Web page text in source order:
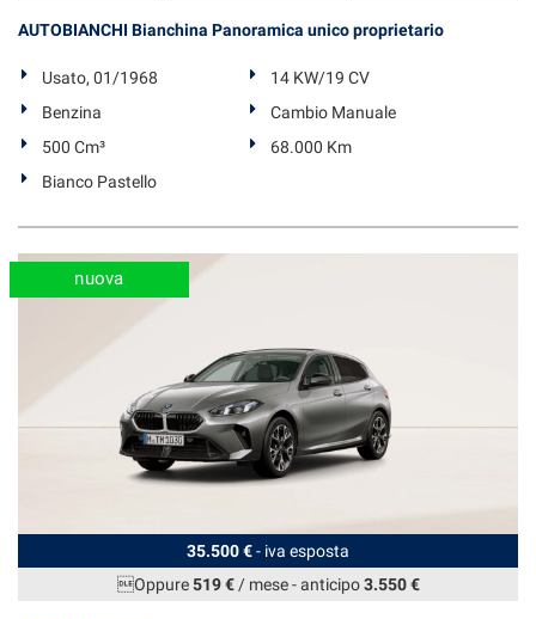
AUTOBIANCHI Bianchina Panoramica unico proprietario
Usato, 01/1968
14 KW/19 CV
Benzina
Cambio Manuale
500 Cm³
68.000 Km
Bianco Pastello
35.500 €- iva esposta
Oppure519 €/ mese-anticipo3.550 €
nuova